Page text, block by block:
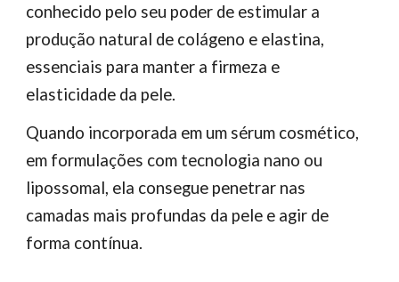
conhecido pelo seu poder de estimular a
produção natural de colágeno e elastina,
essenciais para manter a firmeza e
elasticidade da pele.
Quando incorporada em um sérum cosmético,
em formulações com tecnologia nano ou
lipossomal, ela consegue penetrar nas
camadas mais profundas da pele e agir de
forma contínua.